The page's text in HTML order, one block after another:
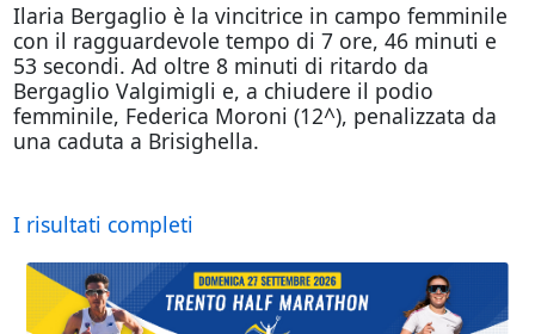
Ilaria Bergaglio è la vincitrice in campo femminile
con il ragguardevole tempo di 7 ore, 46 minuti e
53 secondi. Ad oltre 8 minuti di ritardo da
Bergaglio Valgimigli e, a chiudere il podio
femminile, Federica Moroni (12^), penalizzata da
una caduta a Brisighella.
I risultati completi